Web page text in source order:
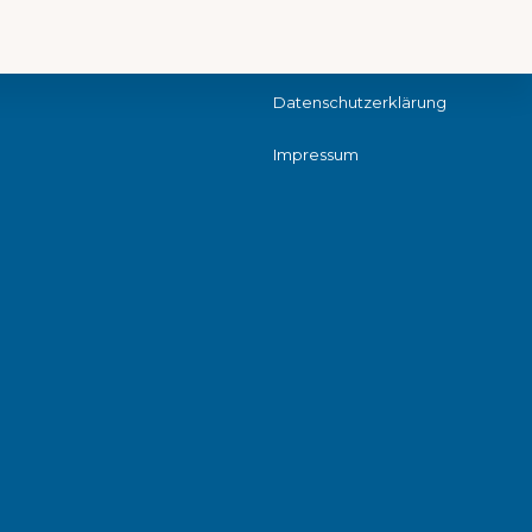
Datenschutzerklärung
Impressum